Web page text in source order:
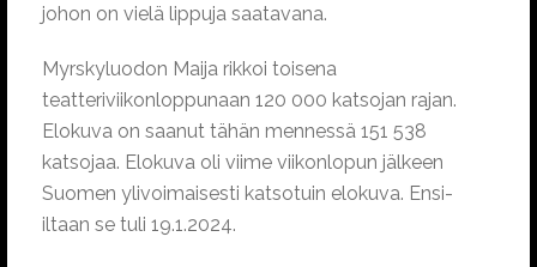
johon on vielä lippuja saatavana.
Myrskyluodon Maija rikkoi toisena
teatteriviikonloppunaan 120 000 katsojan rajan.
Elokuva on saanut tähän mennessä 151 538
katsojaa. Elokuva oli viime viikonlopun jälkeen
Suomen ylivoimaisesti katsotuin elokuva. Ensi-
iltaan se tuli 19.1.2024.